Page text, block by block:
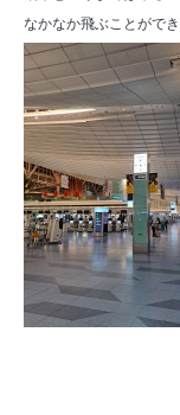
なかなか飛ぶことができ